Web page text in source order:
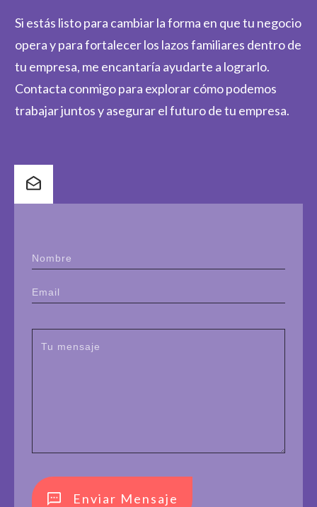
Si estás listo para cambiar la forma en que tu negocio
opera y para fortalecer los lazos familiares dentro de
tu empresa, me encantaría ayudarte a lograrlo.
Contacta conmigo para explorar cómo podemos
trabajar juntos y asegurar el futuro de tu empresa.
Enviar Mensaje